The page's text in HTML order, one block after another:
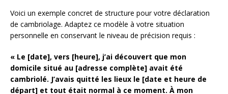
Voici un exemple concret de structure pour votre déclaration
de cambriolage. Adaptez ce modèle à votre situation
personnelle en conservant le niveau de précision requis :
« Le [date], vers [heure], j’ai découvert que mon
domicile situé au [adresse complète] avait été
cambriolé. J’avais quitté les lieux le [date et heure de
départ] et tout était normal à ce moment. À mon